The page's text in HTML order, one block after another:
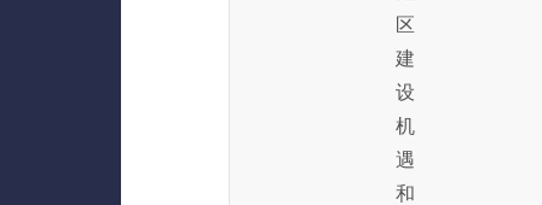
区
建
设
机
遇
和